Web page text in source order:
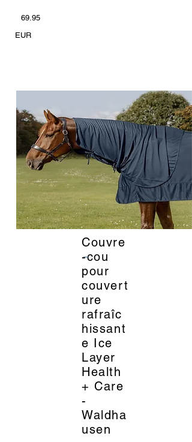
69.95
EUR
Couvre
-cou
pour
couvert
ure
rafraîc
hissant
e Ice
Layer
Health
+ Care
-
Waldha
usen
_